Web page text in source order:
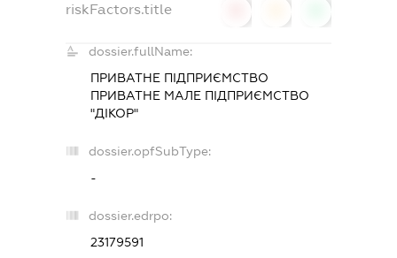
riskFactors.title
dossier.fullName:
ПРИВАТНЕ ПІДПРИЄМСТВО
ПРИВАТНЕ МАЛЕ ПІДПРИЄМСТВО
"ДІКОР"
dossier.opfSubType:
-
dossier.edrpo:
23179591